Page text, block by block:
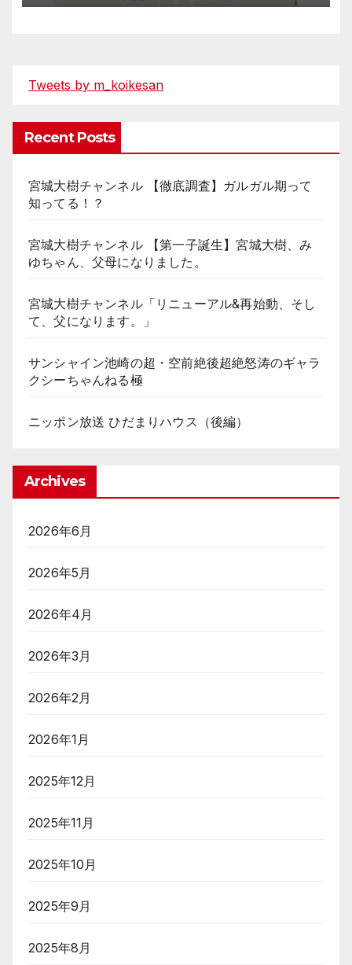
Tweets by m_koikesan
Recent Posts
宮城大樹チャンネル 【徹底調査】ガルガル期って
知ってる！？
宮城大樹チャンネル 【第一子誕生】宮城大樹、み
ゆちゃん、父母になりました。
宮城大樹チャンネル「リニューアル&再始動、そし
て、父になります。」
サンシャイン池崎の超・空前絶後超絶怒涛のギャラ
クシーちゃんねる極
ニッポン放送 ひだまりハウス（後編）
Archives
2026年6月
2026年5月
2026年4月
2026年3月
2026年2月
2026年1月
2025年12月
2025年11月
2025年10月
2025年9月
2025年8月